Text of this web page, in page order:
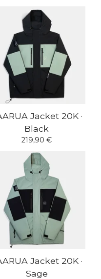
Jacket 20K ·
Black
219,90 €
Jacket 20K ·
Sage